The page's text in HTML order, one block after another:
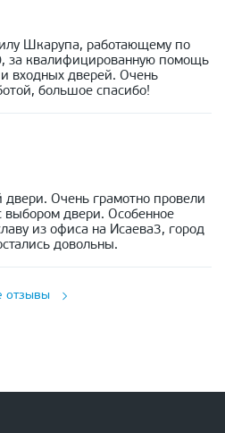
Шкарупа, работающему по
за квалифицированную помощь
входных дверей. Очень
большое спасибо!
двери. Очень грамотно провели
выбором двери. Особенное
из офиса на Исаева3, город
довольны.
отзывы